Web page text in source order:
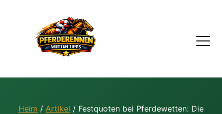
Heim / Artikel / Festquoten bei Pferdewetten: Die